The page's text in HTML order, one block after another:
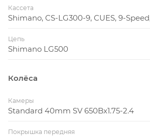
Кассета
Shimano, CS-LG300-9, CUES, 9-Speed,
Цепь
Shimano LG500
Колёса
Камеры
Standard 40mm SV 650Bx1.75-2.4
Покрышка передняя